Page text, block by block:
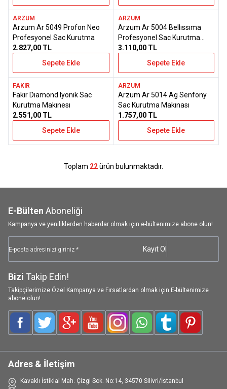
Ücretsiz Kargo
Stoktan Teslim
Favorilere Ekle
ARZUM
Arzum Ar 5049 Profon Neo
Profesyonel Sac Kurutma
2.827,00 TL
Sepete Ekle
Favorilere Ekle
ARZUM
Arzum Ar 5004 Bellıssıma
Profesyonel Sac Kurutma
Makı
3.110,00TL
Sepete Ekle
Ücretsiz Kargo
Stoktan Teslim
Favorilere Ekle
FAKIR
Fakır Dıamond Iyonık Sac
Kurutma Makınesı
2.551,00 TL
Sepete Ekle
Ücretsiz Kargo
Stoktan Teslim
Favorilere Ekle
ARZUM
Arzum Ar 5014 Ag Senfony
Sac Kurutma Makınası
1.757,00TL
Sepete Ekle
Toplam 22ürün bulunmaktadır.
E-Bülten Aboneliği
Kampanya ve yeniliklerden haberdar olmak için e-bültenimize abone olun!
Kayıt Ol
Bizi Takip Edin!
Takipçilerimize Özel Kampanya ve Fırsatlardan olmak için E-bültenimize
abone olun!
FacebookTwitterGoogle-PlusYoutubeInstagramWhatsAppTumblrPinterest
Adres & İletişim
Kavaklı İstiklal Mah. Çizgi Sok. No:14, 34570 Silivri/İstanbul